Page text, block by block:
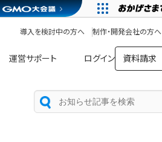
運営サポート ログイン 資料請求
導入を検討中の方へ 制作・開発会社の方へ
アプリストア
ヘルプを見る
ヘルプセンター